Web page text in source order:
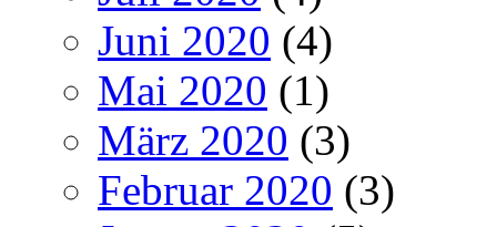
Juni 2020 (4)
Mai 2020 (1)
März 2020 (3)
Februar 2020 (3)